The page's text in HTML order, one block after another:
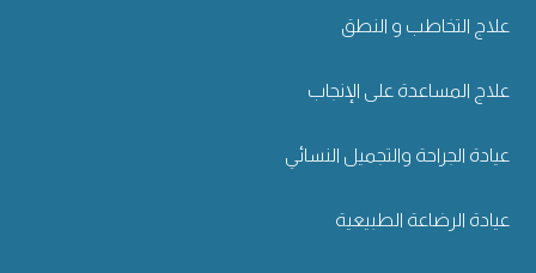
علاج التخاطب و النطق
علاج المساعدة على الإنجاب
عيادة الجراحة والتجميل النسائي
عيادة الرضاعة الطبيعية